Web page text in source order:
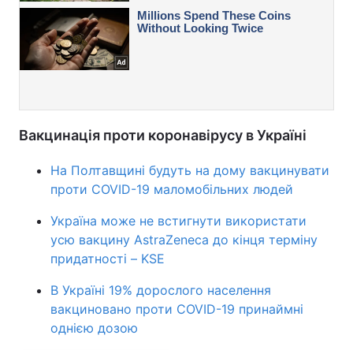
Вакцинація проти коронавірусу в Україні
На Полтавщині будуть на дому вакцинувати
проти COVID-19 маломобільних людей
Україна може не встигнути використати
усю вакцину AstraZeneca до кінця терміну
придатності – KSE
В Україні 19% дорослого населення
вакциновано проти COVID-19 принаймні
однією дозою